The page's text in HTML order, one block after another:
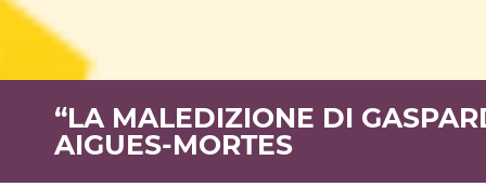
“LA MALEDIZIONE DI
AIGUES-MORTES